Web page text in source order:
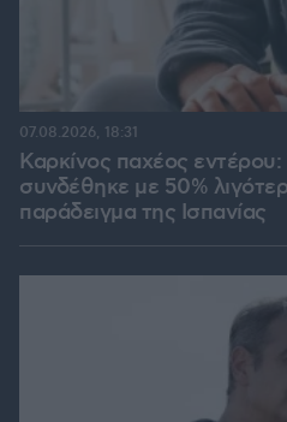
Καρκίνος παχέος
συνδέθηκε με 50%
παράδειγμα της Ισπανίας
07.08.2026, 18:31